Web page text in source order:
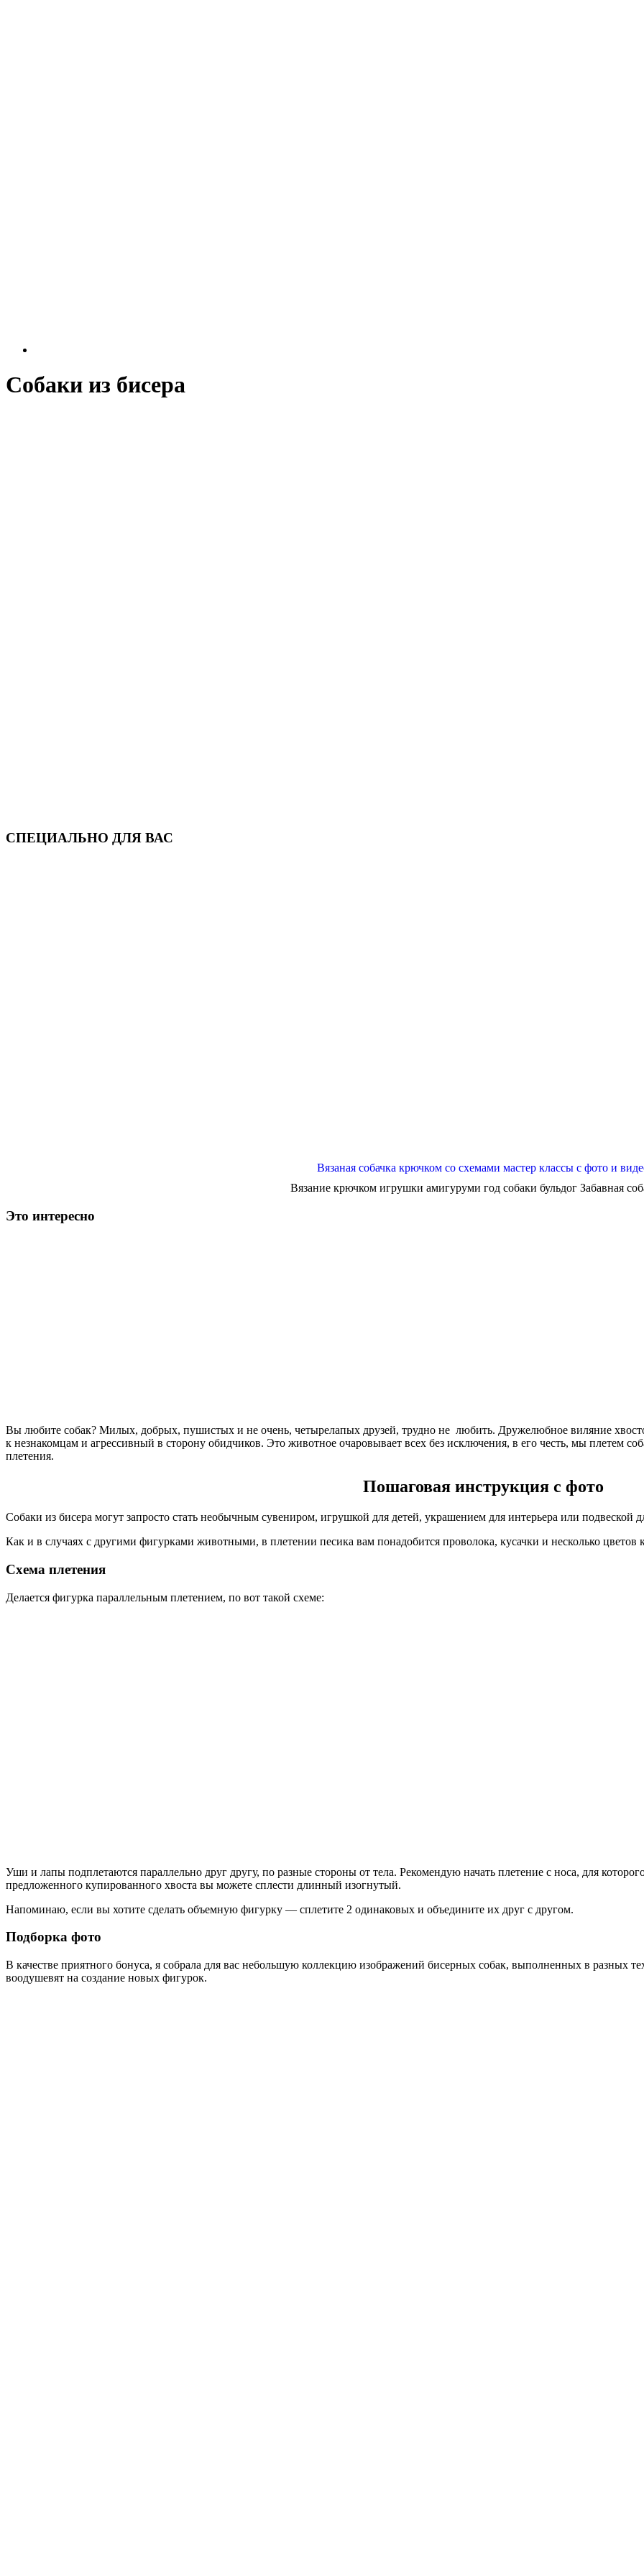
Собаки из бисера
СПЕЦИАЛЬНО ДЛЯ ВАС
Вязаная собачка крючком со схемами мастер классы с фото и
Вязание крючком игрушки амигуруми год собаки бульдог Забавная
Это интересно
Вы любите собак? Милых, добрых, пушистых и не очень, четырелапых друзей, трудно не любить. Дружелюбное виляние
к незнакомцам и агрессивный в сторону обидчиков. Это животное очаровывает всех без исключения, в его честь, мы плетем
плетения.
Пошаговая инструкция с фото
Собаки из бисера могут запросто стать необычным сувениром, игрушкой для детей, украшением для интерьера или подвеской
Как и в случаях с другими фигурками животными, в плетении песика вам понадобится проволока, кусачки и несколько цветов
Схема плетения
Делается фигурка параллельным плетением, по вот такой схеме:
Уши и лапы подплетаются параллельно друг другу, по разные стороны от тела. Рекомендую начать плетение с носа, для
предложенного купированного хвоста вы можете сплести длинный изогнутый.
Напоминаю, если вы хотите сделать объемную фигурку — сплетите 2 одинаковых и объедините их друг с другом.
Подборка фото
В качестве приятного бонуса, я собрала для вас небольшую коллекцию изображений бисерных собак, выполненных в разных
воодушевят на создание новых фигурок.